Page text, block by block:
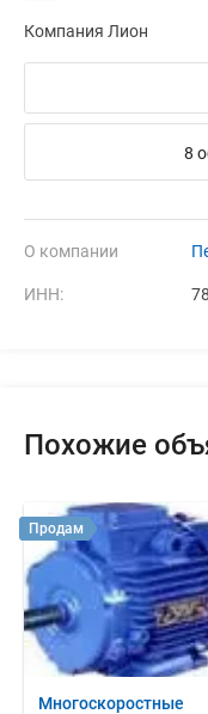
Компания Лион
8
О компании
ИНН:
Похожие
Многоскоростные
Продам